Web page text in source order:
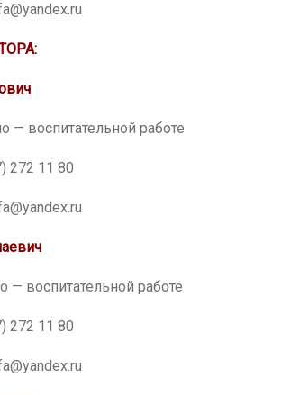
— воспитательной работе
272 11 80
— воспитательной работе
272 11 80